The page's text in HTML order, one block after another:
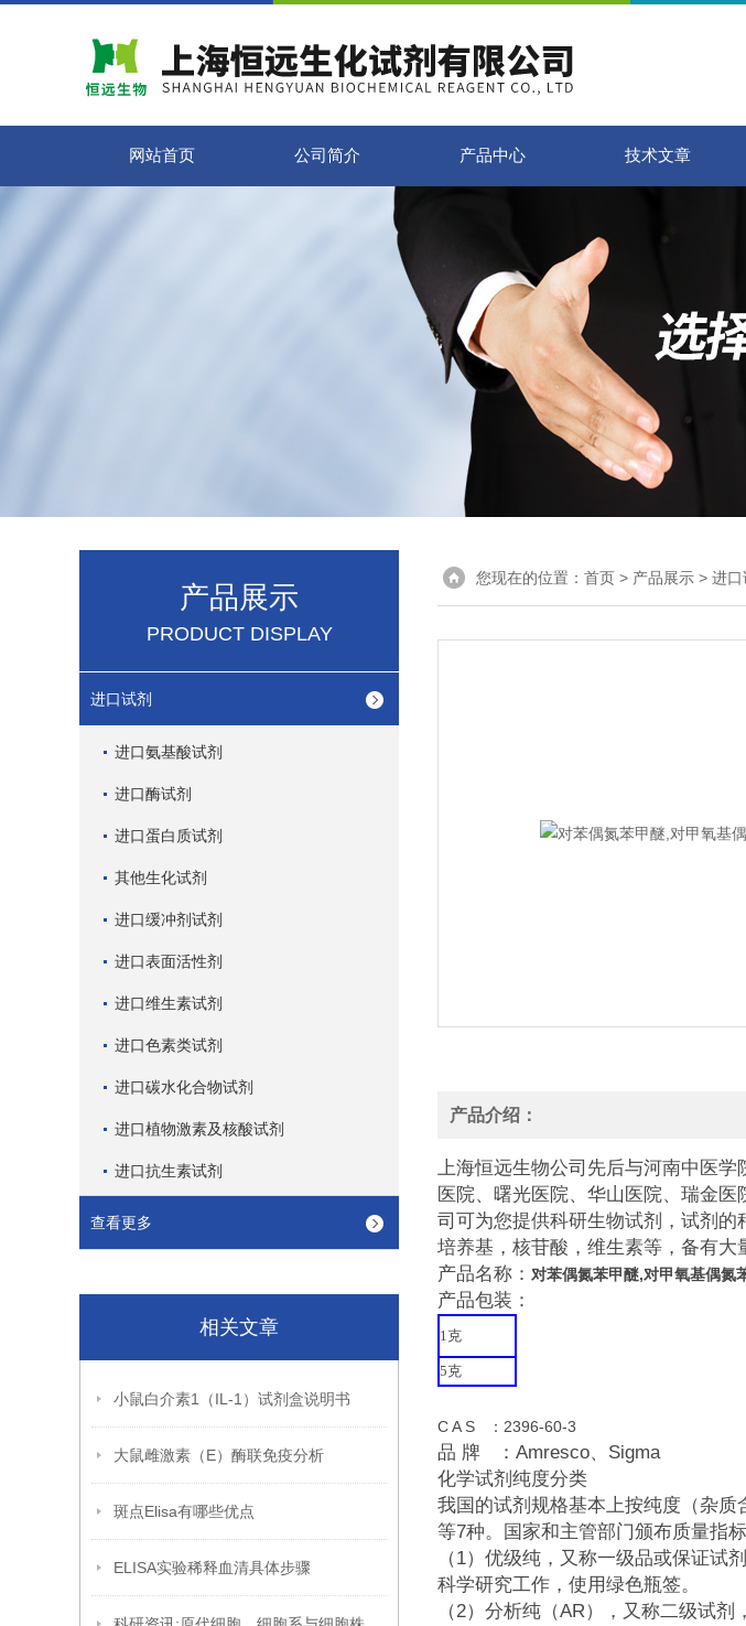
网站首页 公司简介 产品中心 技术文章
产品展示
PRODUCT DISPLAY
进口试剂
进口氨基酸试剂
进口酶试剂
进口蛋白质试剂
其他生化试剂
进口缓冲剂试剂
进口表面活性剂
进口维生素试剂
进口色素类试剂
进口碳水化合物试剂
进口植物激素及核酸试剂
进口抗生素试剂
查看更多
相关文章
小鼠白介素1（IL-1）试剂盒说明书
大鼠雌激素（E）酶联免疫分析
斑点Elisa有哪些优点
ELISA实验稀释血清具体步骤
您现在的位置： 首页 > 产品展示 > 进口
产品介绍：
上海恒远生物公司先后与河南中医
医院、曙光医院、华山医院、瑞金
司可为您提供科研生物试剂，试剂的
培养基，核苷酸，维生素等，备有大
产品名称： 对苯偶氮苯甲醚,对甲氧基偶氮
产品包装：
1克
5克
C A S ：2396-60-3
品 牌 ：Amresco、Sigma
化学试剂纯度分类
我国的试剂规格基本上按纯度（杂
等7种。国家和主管部门颁布质量指
（1）优级纯，又称一级品或保证试
科学研究工作，使用绿色瓶签。
（2）分析纯（AR），又称二级试